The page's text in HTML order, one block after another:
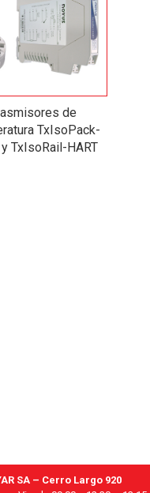
de
TxIsoPack-
y TxIsoRail-HART
SA – Cerro Largo 920